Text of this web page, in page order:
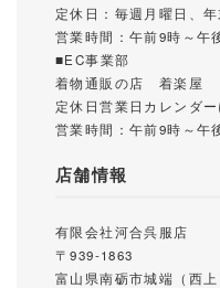
定休日：毎週月曜日、
営業時間：午前9時～午
■EC事業部
着物通販の店 着楽屋
定休日営業日カレンダ
営業時間：午前9時～午
店舗情報
有限会社河合呉服店
〒939-1863
富山県南砺市城端（西上